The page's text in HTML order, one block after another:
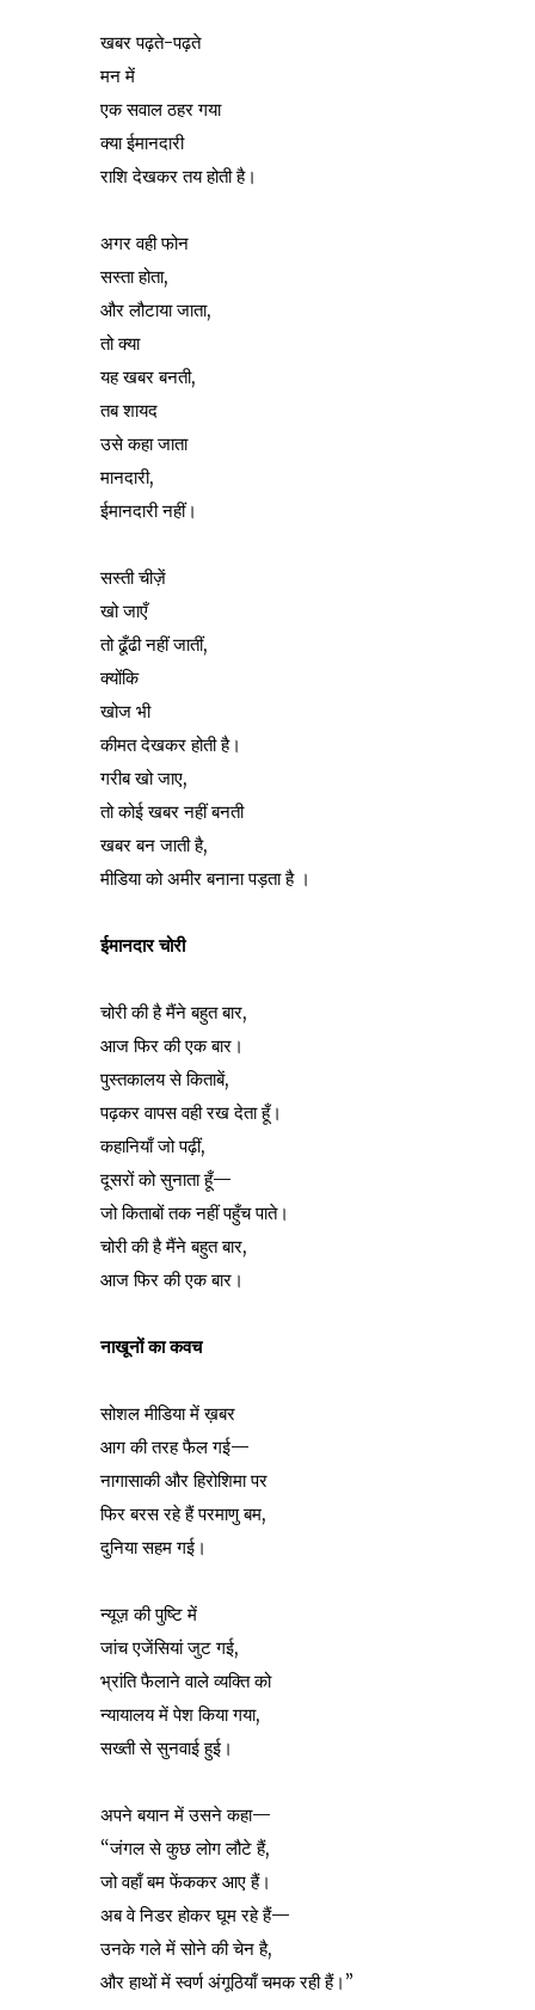
खबर पढ़ते-पढ़ते
मन में
एक सवाल ठहर गया
क्या ईमानदारी
राशि देखकर तय होती है।
अगर वही फोन
सस्ता होता,
और लौटाया जाता,
तो क्या
यह खबर बनती,
तब शायद
उसे कहा जाता
मानदारी,
ईमानदारी नहीं।
सस्ती चीज़ें
खो जाएँ
तो ढूँढी नहीं जातीं,
क्योंकि
खोज भी
कीमत देखकर होती है।
गरीब खो जाए,
तो कोई खबर नहीं बनती
खबर बन जाती है,
मीडिया को अमीर बनाना पड़ता है ।
ईमानदार चोरी
चोरी की है मैंने बहुत बार,
आज फिर की एक बार।
पुस्तकालय से किताबें,
पढ़कर वापस वही रख देता हूँ।
कहानियाँ जो पढ़ीं,
दूसरों को सुनाता हूँ—
जो किताबों तक नहीं पहुँच पाते।
चोरी की है मैंने बहुत बार,
आज फिर की एक बार।
नाखूनों का कवच
सोशल मीडिया में ख़बर
आग की तरह फैल गई—
नागासाकी और हिरोशिमा पर
फिर बरस रहे हैं परमाणु बम,
दुनिया सहम गई।
न्यूज़ की पुष्टि में
जांच एजेंसियां जुट गई,
भ्रांति फैलाने वाले व्यक्ति को
न्यायालय में पेश किया गया,
सख्ती से सुनवाई हुई।
अपने बयान में उसने कहा—
“जंगल से कुछ लोग लौटे हैं,
जो वहाँ बम फेंककर आए हैं।
अब वे निडर होकर घूम रहे हैं—
उनके गले में सोने की चेन है,
और हाथों में स्वर्ण अंगूठियाँ चमक रही हैं।”